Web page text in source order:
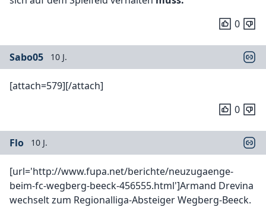
0
Sabo05 10 J.
[attach=579][/attach]
0
Flo 10 J.
[url='http://www.fupa.net/berichte/neuzugaenge-
beim-fc-wegberg-beeck-456555.html']Armand Drevina
wechselt zum Regionalliga-Absteiger Wegberg-Beeck.